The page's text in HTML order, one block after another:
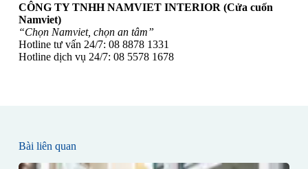
CÔNG TY TNHH NAMVIET INTERIOR (Cửa cuốn
Namviet)
“Chọn Namviet, chọn an tâm”
Hotline tư vấn 24/7: 08 8878 1331
Hotline dịch vụ 24/7: 08 5578 1678
Bài liên quan